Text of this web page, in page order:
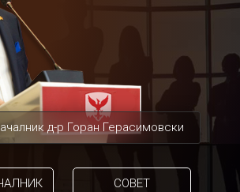
д-р Горан Герасимовски
СОВЕТ